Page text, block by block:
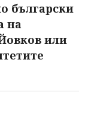
български
на
или